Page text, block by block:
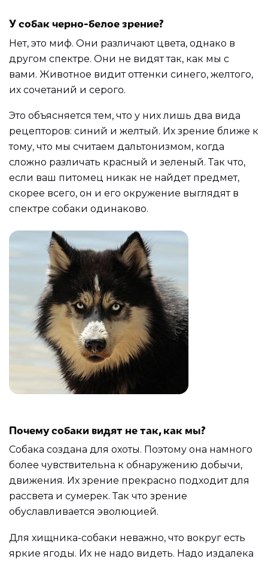
У собак черно-белое зрение?
Нет, это миф. Они различают цвета, однако в
другом спектре. Они не видят так, как мы с
вами. Животное видит оттенки синего, желтого,
их сочетаний и серого.
Это объясняется тем, что у них лишь два вида
рецепторов: синий и желтый. Их зрение ближе к
тому, что мы считаем дальтонизмом, когда
сложно различать красный и зеленый. Так что,
если ваш питомец никак не найдет предмет,
скорее всего, он и его окружение выглядят в
спектре собаки одинаково.
Почему собаки видят не так, как мы?
Собака создана для охоты. Поэтому она намного
более чувствительна к обнаружению добычи,
движения. Их зрение прекрасно подходит для
рассвета и сумерек. Так что зрение
обуславливается эволюцией.
Для хищника-собаки неважно, что вокруг есть
яркие ягоды. Их не надо видеть. Надо издалека